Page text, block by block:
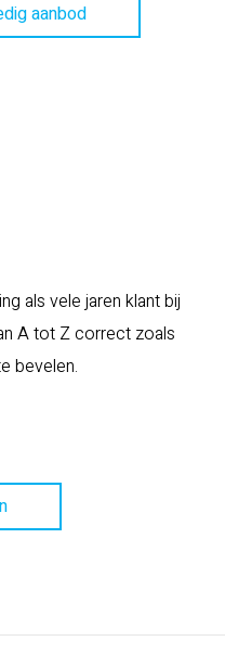
aanbod
als vele jaren klant bij
A tot Z correct zoals
bevelen.